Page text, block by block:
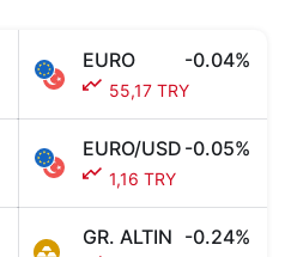
EURO -0.04%
55,17 TRY
EURO/USD -0.05%
1,16 TRY
GR. ALTIN -0.24%